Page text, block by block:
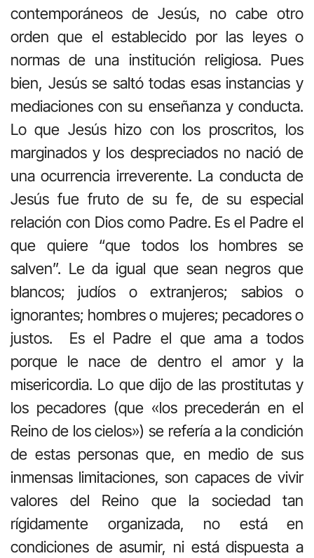
contemporáneos de Jesús, no cabe otro
orden que el establecido por las leyes o
normas de una institución religiosa. Pues
bien, Jesús se saltó todas esas instancias y
mediaciones con su enseñanza y conducta.
Lo que Jesús hizo con los proscritos, los
marginados y los despreciados no nació de
una ocurrencia irreverente. La conducta de
Jesús fue fruto de su fe, de su especial
relación con Dios como Padre. Es el Padre el
que quiere “que todos los hombres se
salven”. Le da igual que sean negros que
blancos; judíos o extranjeros; sabios o
ignorantes; hombres o mujeres; pecadores o
justos. Es el Padre el que ama a todos
porque le nace de dentro el amor y la
misericordia. Lo que dijo de las prostitutas y
los pecadores (que «los precederán en el
Reino de los cielos») se refería a la condición
de estas personas que, en medio de sus
inmensas limitaciones, son capaces de vivir
valores del Reino que la sociedad tan
rígidamente organizada, no está en
condiciones de asumir, ni está dispuesta a